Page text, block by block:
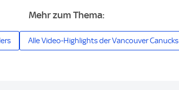
Mehr zum Thema:
Alle Video-Highlights der Vancouver Canucks